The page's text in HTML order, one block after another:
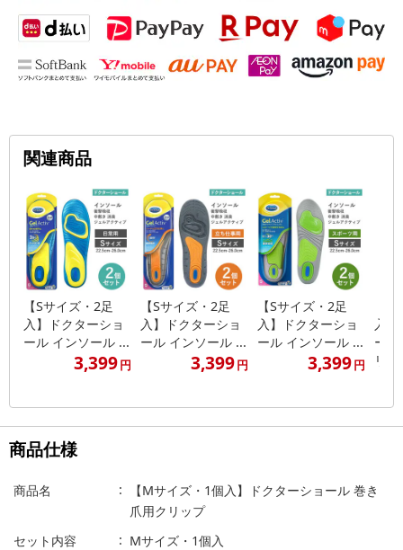
関連商品
【Sサイズ・2足
入】ドクターショ
ール インソール ...
3,399円
【Sサイズ・2足
入】ドクターショ
ール インソール ...
3,399円
【Sサイズ・2足
入】ドクターショ
ール インソール ...
3,399円
入
ー
リ...
商品仕様
商品名
【Mサイズ・1個入】ドクターショール 巻き
爪用クリップ
セット内容
Mサイズ・1個入